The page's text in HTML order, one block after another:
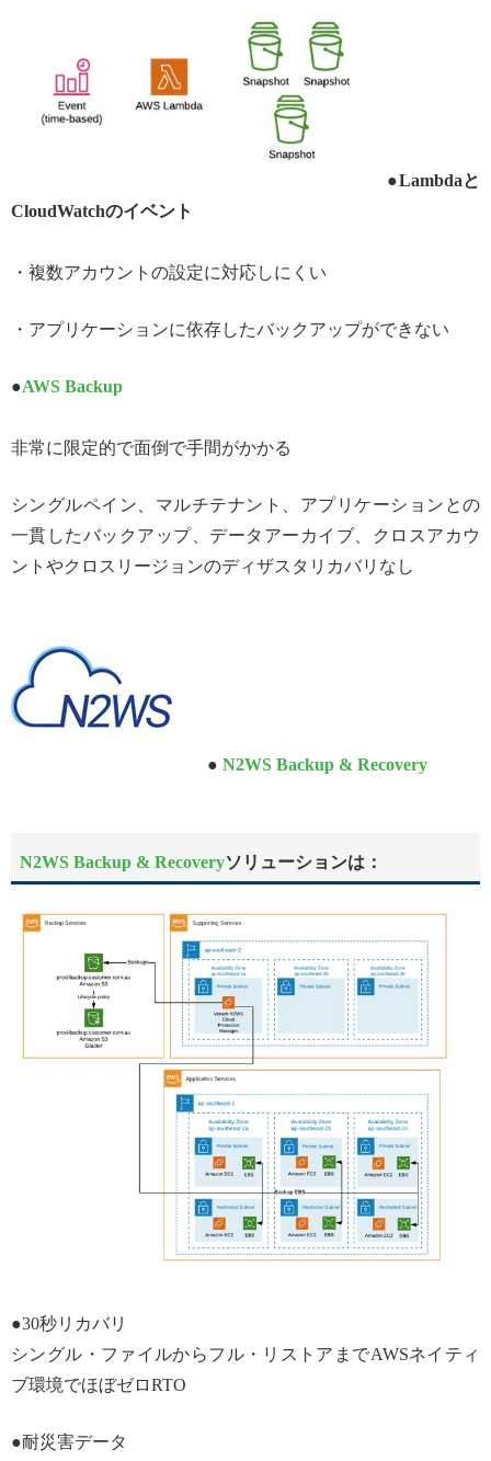
●Lambdaと
CloudWatchのイベント
・複数アカウントの設定に対応しにくい
・アプリケーションに依存したバックアップができない
●AWS Backup
非常に限定的で面倒で手間がかかる
シングルペイン、マルチテナント、アプリケーションとの
一貫したバックアップ、データアーカイブ、クロスアカウ
ントやクロスリージョンのディザスタリカバリなし
● N2WS Backup & Recovery
N2WS Backup & Recoveryソリューションは：
●30秒リカバリ
シングル・ファイルからフル・リストアまでAWSネイティ
ブ環境でほぼゼロRTO
●耐災害データ